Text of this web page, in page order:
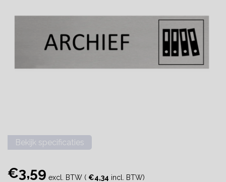
Bekijk specificaties
€3,59 excl. BTW ( €4,34 incl. BTW)